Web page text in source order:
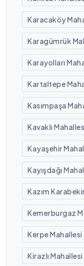
Karacaköy
Karagümrük
Karayolları
Kartaltepe
Kasımpaşa
Kavaklı
Kayaşehir
Kayışdağı
Kazım
Kemerburgaz
Kerpe Mahallesi
Kirazlı Mahallesi